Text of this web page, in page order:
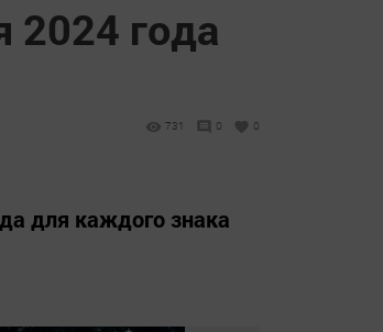
2024 года
731 0 0
для каждого знака